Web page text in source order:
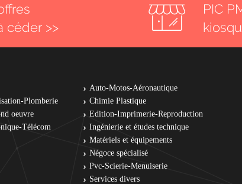
céder >>
PIC
Auto-Motos-Aéronautique
Plomberie
Chimie Plastique
oeuvre
Edition-Imprimerie-Reproduction
Télécom
Ingénierie et études technique
Matériels et équipements
Négoce spécialisé
Pvc-Scierie-Menuiserie
Services divers